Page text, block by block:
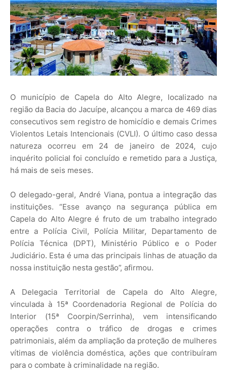
O município de Capela do Alto Alegre, localizado na
região da Bacia do Jacuípe, alcançou a marca de 469 dias
consecutivos sem registro de homicídio e demais Crimes
Violentos Letais Intencionais (CVLI). O último caso dessa
natureza ocorreu em 24 de janeiro de 2024, cujo
inquérito policial foi concluído e remetido para a Justiça,
há mais de seis meses.
O delegado-geral, André Viana, pontua a integração das
instituições. “Esse avanço na segurança pública em
Capela do Alto Alegre é fruto de um trabalho integrado
entre a Polícia Civil, Polícia Militar, Departamento de
Polícia Técnica (DPT), Ministério Público e o Poder
Judiciário. Esta é uma das principais linhas de atuação da
nossa instituição nesta gestão”, afirmou.
A Delegacia Territorial de Capela do Alto Alegre,
vinculada à 15ª Coordenadoria Regional de Polícia do
Interior (15ª Coorpin/Serrinha), vem intensificando
operações contra o tráfico de drogas e crimes
patrimoniais, além da ampliação da proteção de mulheres
vítimas de violência doméstica, ações que contribuíram
para o combate à criminalidade na região.